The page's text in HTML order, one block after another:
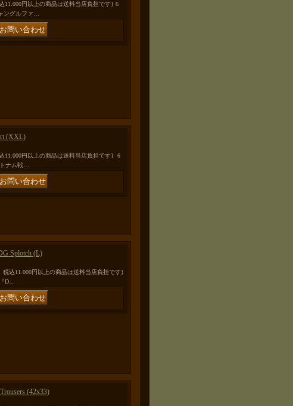
11.000円以上の商品は送料当店負担です} 6
ングルファ…
(XXL)
11.000円以上の商品は送料当店負担です} 6
ナム戦…
Splotch (L)
込11.000円以上の商品は送料当店負担です}
D…
(42x33)